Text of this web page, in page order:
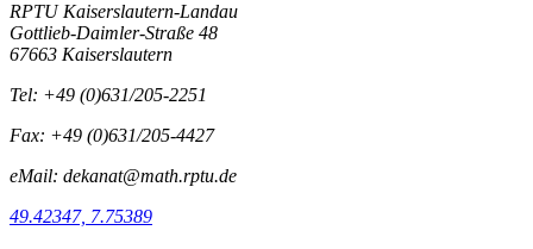
RPTU Kaiserslautern-Landau
Gottlieb-Daimler-Straße 48
67663 Kaiserslautern
Tel: +49 (0)631/205-2251
Fax: +49 (0)631/205-4427
eMail: dekanat@math.rptu.de
49.42347, 7.75389